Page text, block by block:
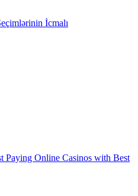
İcmalı
Paying Online Casinos with Best